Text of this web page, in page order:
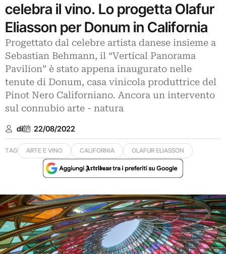
celebra il vino. Lo progetta Olafur
Eliasson per Donum in California
Progettato dal celebre artista danese insieme a
Sebastian Behmann, il “Vertical Panorama
Pavilion” è stato appena inaugurato nelle
tenute di Donum, casa vinicola produttrice del
Pinot Nero Californiano. Ancora un intervento
sul connubio arte - natura
di 22/08/2022
TAG ARTE E VINO CALIFORNIA OLAFUR ELIASSON